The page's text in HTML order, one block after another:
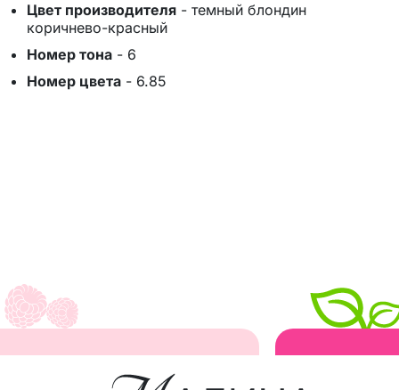
Цвет производителя - темный блондин
коричнево-красный
Номер тона - 6
Номер цвета - 6.85